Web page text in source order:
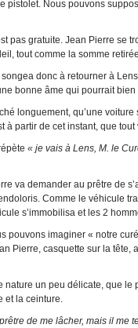
pistolet. Nous pouvons
pas gratuite. Jean Pierre se
tout comme la somme
donc à retourner à
bonne âme qui pourrait
longuement, qu’une
à partir de cet instant, que
« je vais à Lens, M. le
va demander au prêtre de
Comme le véhicule
s’immobilisa et les 2
pouvons imaginer « notre
Pierre, casquette sur la
nature un peu délicate, que
et la ceinture.
prêtre de me lâcher, mais il me